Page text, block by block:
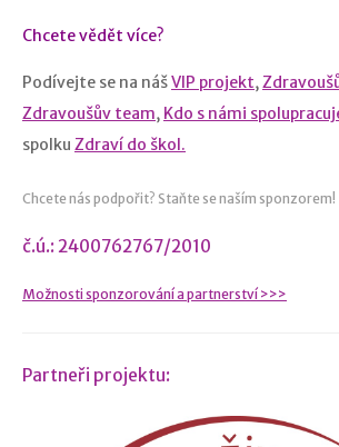
Chcete vědět více?
Podívejte se na nášVIP projekt,
Zdravoušův team, Kdo s námi
spolku Zdraví do škol.
Chcete nás podpořit? Staňte se naším sponzorem!
č.ú.: 2400762767/2010
Možnosti sponzorování a partnerství >>>
Partneři projektu: